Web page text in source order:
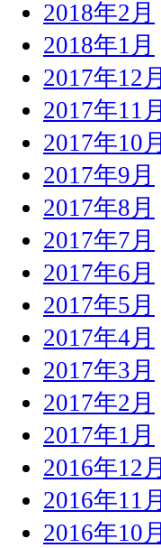
2018年2月
2018年1月
2017年12月
2017年11月
2017年10月
2017年9月
2017年8月
2017年7月
2017年6月
2017年5月
2017年4月
2017年3月
2017年2月
2017年1月
2016年12月
2016年11月
2016年10月